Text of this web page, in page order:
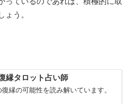
ょう。
縁タロット占い師
縁の可能性を読み解いています。